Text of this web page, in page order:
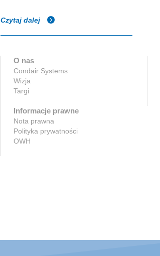
Czytaj dalej
O nas
Condair Systems
Wizja
Targi
Informacje prawne
Nota prawna
Polityka prywatności
OWH